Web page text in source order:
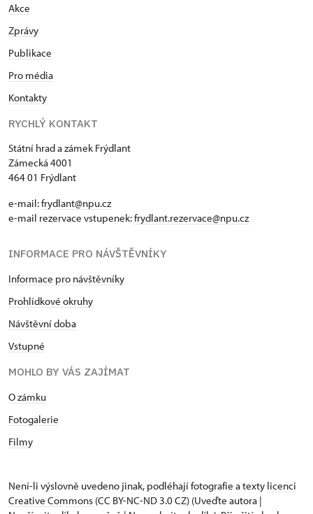
Akce
Zprávy
Publikace
Pro média
Kontakty
RYCHLÝ KONTAKT
Státní hrad a zámek Frýdlant
Zámecká 4001
464 01 Frýdlant
e-mail:frydlant@npu.cz
e-mail rezervace vstupenek:frydlant.rezervace@npu.cz
INFORMACE PRO NÁVŠTĚVNÍKY
Informace pro návštěvníky
Prohlídkové okruhy
Návštěvní doba
Vstupné
MOHLO BY VÁS ZAJÍMAT
O zámku
Fotogalerie
Filmy
Není-li výslovně uvedeno jinak, podléhají fotografie a texty licenci
Creative Commons (CC BY-NC-ND 3.0 CZ) (Uveďte autora |